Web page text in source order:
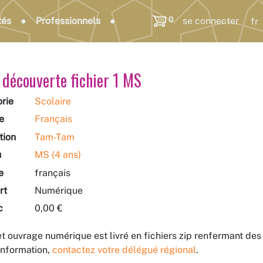
Professionnels 0 se connecter
fichier 1 MS
Scolaire
Français
Tam-Tam
MS (4 ans)
français
Numérique
0,00 €
ouvrage numérique est livré en fichiers zip renfermant
contactez votre délégué régional.